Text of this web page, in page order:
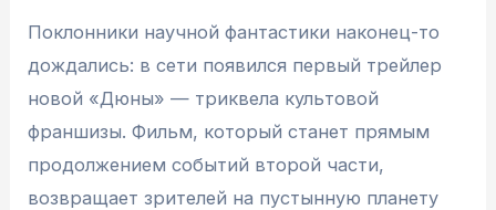
Поклонники научной фантастики наконец-то
дождались: в сети появился первый трейлер
новой «Дюны» — триквела культовой
франшизы. Фильм, который станет прямым
продолжением событий второй части,
возвращает зрителей на пустынную планету